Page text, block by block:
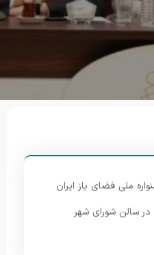
ملی فضای باز ایران
۲۷ اردیبهشت ۱۴۰۴، در سالن شورای شهر